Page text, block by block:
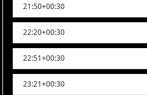
21:50+00:30
22:20+00:30
22:51+00:30
23:21+00:30